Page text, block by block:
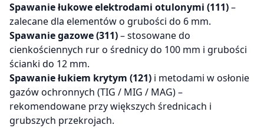
Spawanie łukowe elektrodami otulonymi (111)–
zalecane dla elementów o grubości do 6 mm.
Spawanie gazowe (311)– stosowane do
cienkościennych rur o średnicy do 100 mm i grubości
ścianki do 12 mm.
Spawanie łukiem krytym (121) i metodami w osłonie
gazów ochronnych (TIG / MIG / MAG) –
rekomendowane przy większych średnicach i
grubszych przekrojach.